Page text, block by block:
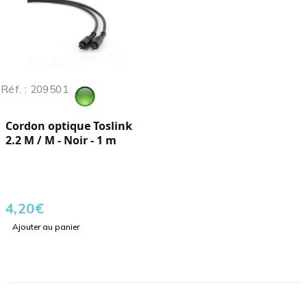
Réf. : 209501
Cordon optique Toslink
2.2 M / M - Noir - 1 m
4,20€
Ajouter au panier